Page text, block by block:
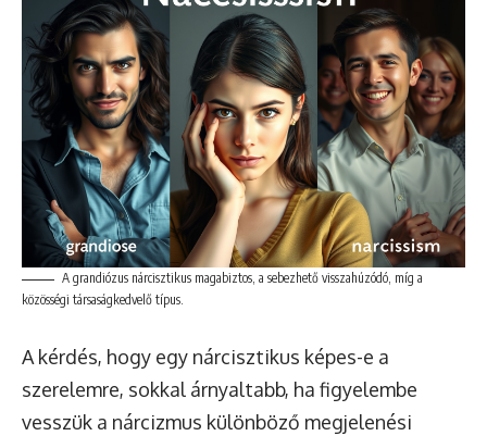
A grandiózus nárcisztikus magabiztos, a sebezhető visszahúzódó, míg a
közösségi társaságkedvelő típus.
A kérdés, hogy egy nárcisztikus képes-e a
szerelemre, sokkal árnyaltabb, ha figyelembe
vesszük a nárcizmus különböző megjelenési